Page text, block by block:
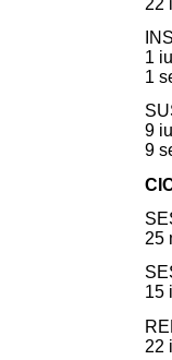
1
1
9
9
25
15
22
❄